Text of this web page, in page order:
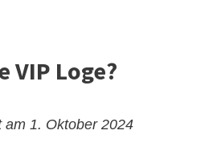
VIP Loge?
am 1. Oktober 2024